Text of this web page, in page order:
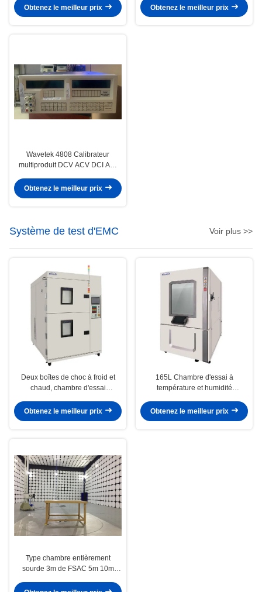
usées.
Obtenez le meilleur prix
Obtenez le meilleur prix
Wavetek 4808 Calibrateur
multiproduit DCV ACV DCI ACI
multifonctionnels
Obtenez le meilleur prix
Système de test d'EMC Voir plus >>
Deux boîtes de choc à froid et
chaud, chambre d'essai
Obtenez le meilleur prix
165L Chambre d'essai à
température et humidité
environnement programmable
Obtenez le meilleur prix
Type chambre entièrement
sourde 3m de FSAC 5m 10m
d'EMC